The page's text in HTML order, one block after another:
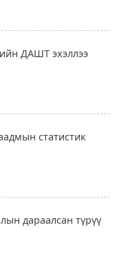
ДАШТ эхэллээ
статистик
дараалсан түрүү